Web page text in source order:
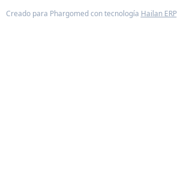
Creado para Phargomed con tecnología Hailan ERP